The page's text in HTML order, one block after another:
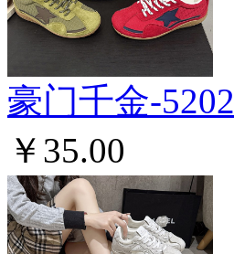
豪门千金-5202
￥35.00